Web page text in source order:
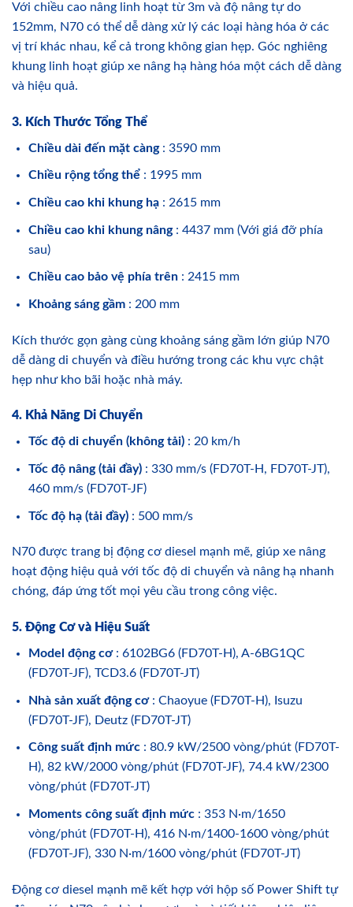
Với chiều cao nâng linh hoạt từ 3m và độ nâng tự do
152mm, N70 có thể dễ dàng xử lý các loại hàng hóa ở các
vị trí khác nhau, kể cả trong không gian hẹp. Góc nghiêng
khung linh hoạt giúp xe nâng hạ hàng hóa một cách dễ dàng
và hiệu quả.
3. Kích Thước Tổng Thể
Chiều dài đến mặt càng : 3590 mm
Chiều rộng tổng thể : 1995 mm
Chiều cao khi khung hạ : 2615 mm
Chiều cao khi khung nâng : 4437 mm (Với giá đỡ phía
sau)
Chiều cao bảo vệ phía trên : 2415 mm
Khoảng sáng gầm : 200 mm
Kích thước gọn gàng cùng khoảng sáng gầm lớn giúp N70
dễ dàng di chuyển và điều hướng trong các khu vực chật
hẹp như kho bãi hoặc nhà máy.
4. Khả Năng Di Chuyển
Tốc độ di chuyển (không tải) : 20 km/h
Tốc độ nâng (tải đầy) : 330 mm/s (FD70T-H, FD70T-JT),
460 mm/s (FD70T-JF)
Tốc độ hạ (tải đầy) : 500 mm/s
N70 được trang bị động cơ diesel mạnh mẽ, giúp xe nâng
hoạt động hiệu quả với tốc độ di chuyển và nâng hạ nhanh
chóng, đáp ứng tốt mọi yêu cầu trong công việc.
5. Động Cơ và Hiệu Suất
Model động cơ : 6102BG6 (FD70T-H), A-6BG1QC
(FD70T-JF), TCD3.6 (FD70T-JT)
Nhà sản xuất động cơ : Chaoyue (FD70T-H), Isuzu
(FD70T-JF), Deutz (FD70T-JT)
Công suất định mức : 80.9 kW/2500 vòng/phút (FD70T-
H), 82 kW/2000 vòng/phút (FD70T-JF), 74.4 kW/2300
vòng/phút (FD70T-JT)
Moments công suất định mức : 353 N·m/1650
vòng/phút (FD70T-H), 416 N·m/1400-1600 vòng/phút
(FD70T-JF), 330 N·m/1600 vòng/phút (FD70T-JT)
Động cơ diesel mạnh mẽ kết hợp với hộp số Power Shift tự